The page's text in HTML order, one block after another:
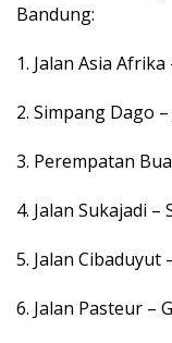
Bandung:
1. Jalan Asia
2. Simpang Dago
3. Perempatan
4. Jalan Sukajadi –
5. Jalan Cibaduyut
6. Jalan Pasteur –